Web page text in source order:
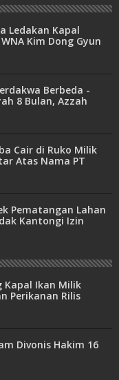
Ledakan Kapal
Kim Dong Gyun
Berbeda -
8 Bulan, Azzah
Tahun 6 Bulan
Cair di Ruko Milik
Atas Nama PT
Pematangan Lahan
Kantongi Izin
Kapal Ikan Milik
Perikanan Rilis
Divonis Hakim 16